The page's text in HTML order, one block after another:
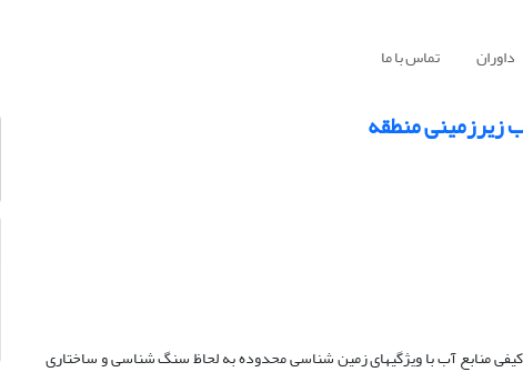
داوران تماس با ما
زیرزمینی منطقه
کیفی منابع آب با ویژگیهای زمین شناسی محدوده به لحاظ سنگ شناسی و ساختاری